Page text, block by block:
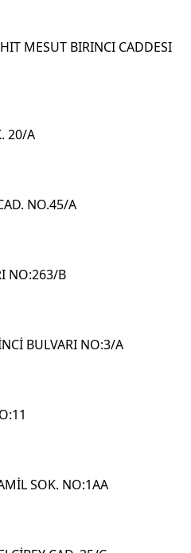
MESUT BIRINCI CADDESI
20/A
NO.45/A
NO:263/B
BULVARI NO:3/A
SOK. NO:1AA